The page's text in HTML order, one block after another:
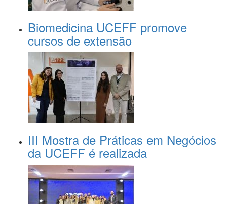
Biomedicina UCEFF promove
cursos de extensão
III Mostra de Práticas em Negócios
da UCEFF é realizada